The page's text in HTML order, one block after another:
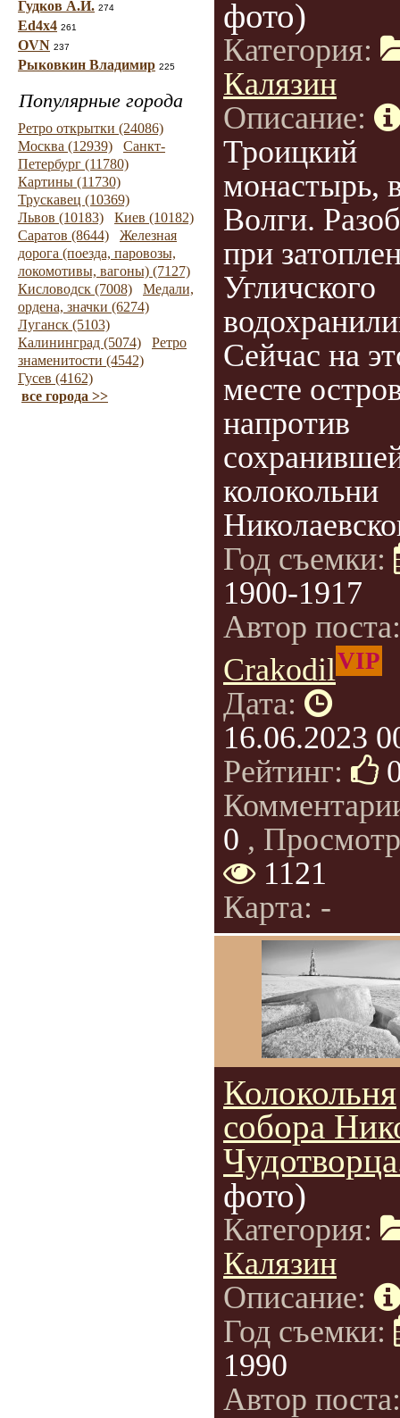
Гудков А.И. 274
Ed4x4 261
OVN 237
Рыковкин Владимир 225
Популярные города
Ретро открытки (24086)
Москва (12939)
Санкт-
Петербург (11780)
Картины (11730)
Трускавец (10369)
Львов (10183)
Киев (10182)
Саратов (8644)
Железная
дорога (поезда, паровозы,
локомотивы, вагоны) (7127)
Кисловодск (7008)
Медали,
ордена, значки (6274)
Луганск (5103)
Калининград (5074)
Ретро
знаменитости (4542)
Гусев (4162)
все города >>
фото)
Категория:
Калязин
Описание:
Троицкий
монастырь,
Волги.
при
Угличского
Сейчас на
месте
напротив
колокольни
Год съемки:
1900-1917
Автор
CrakodilVIP
Дата:
16.06.2023
Рейтинг:
0 ,
1121
Карта: -
Колокольня
собора
фото)
Категория:
Калязин
Описание:
Год съемки:
1990
Автор